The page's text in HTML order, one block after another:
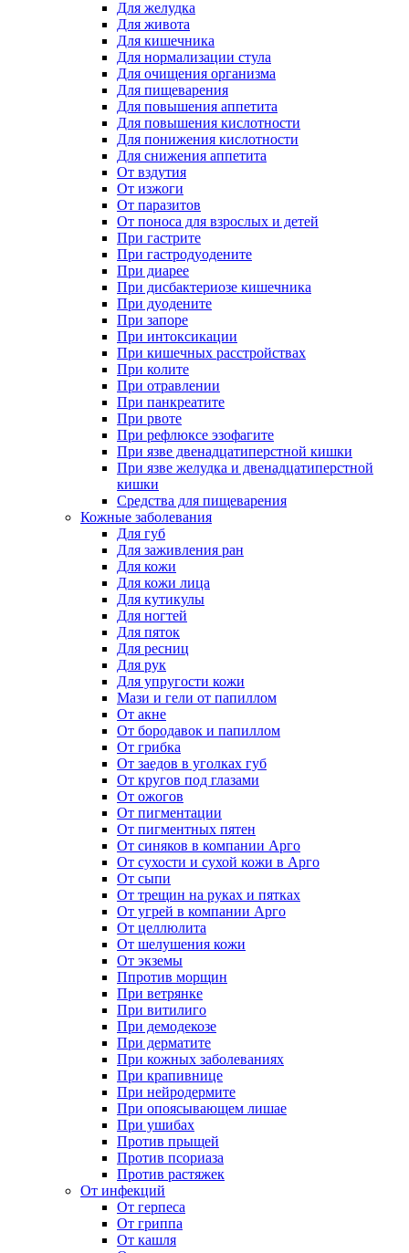
Для желудка
Для живота
Для кишечника
Для нормализации стула
Для очищения организма
Для пищеварения
Для повышения аппетита
Для повышения кислотности
Для понижения кислотности
Для снижения аппетита
От вздутия
От изжоги
От паразитов
От поноса для взрослых и детей
При гастрите
При гастродуодените
При диарее
При дисбактериозе кишечника
При дуодените
При запоре
При интоксикации
При кишечных расстройствах
При колите
При отравлении
При панкреатите
При рвоте
При рефлюксе эзофагите
При язве двенадцатиперстной кишки
При язве желудка и двенадцатиперстной
кишки
Средства для пищеварения
Кожные заболевания
Для губ
Для заживления ран
Для кожи
Для кожи лица
Для кутикулы
Для ногтей
Для пяток
Для ресниц
Для рук
Для упругости кожи
Мази и гели от папиллом
От акне
От бородавок и папиллом
От грибка
От заедов в уголках губ
От кругов под глазами
От ожогов
От пигментации
От пигментных пятен
От синяков в компании Арго
От сухости и сухой кожи в Арго
От сыпи
От трещин на руках и пятках
От угрей в компании Арго
От целлюлита
От шелушения кожи
От экземы
Ппротив морщин
При ветрянке
При витилиго
При демодекозе
При дерматите
При кожных заболеваниях
При крапивнице
При нейродермите
При опоясывающем лишае
При ушибах
Против прыщей
Против псориаза
Против растяжек
От инфекций
От герпеса
От гриппа
От кашля